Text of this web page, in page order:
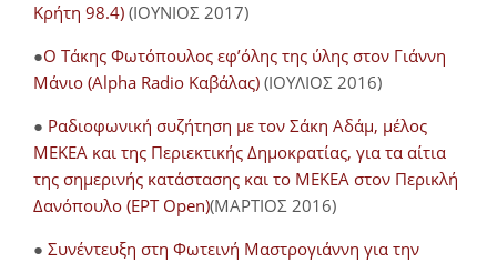
Κρήτη 98.4) (ΙΟΥΝΙΟΣ 2017)
●O Τάκης Φωτόπουλος εφ’όλης της ύλης στον Γιάννη
Μάνιο (Alpha Radio Καβάλας) (ΙΟΥΛΙΟΣ 2016)
● Ραδιοφωνική συζήτηση με τον Σάκη Αδάμ, μέλος
ΜΕΚΕΑ και της Περιεκτικής Δημοκρατίας, για τα αίτια
της σημερινής κατάστασης και το ΜΕΚΕΑ στον Περικλή
Δανόπουλο (ΕΡΤ Open)(ΜΑΡΤΙΟΣ 2016)
● Συνέντευξη στη Φωτεινή Μαστρογιάννη για την